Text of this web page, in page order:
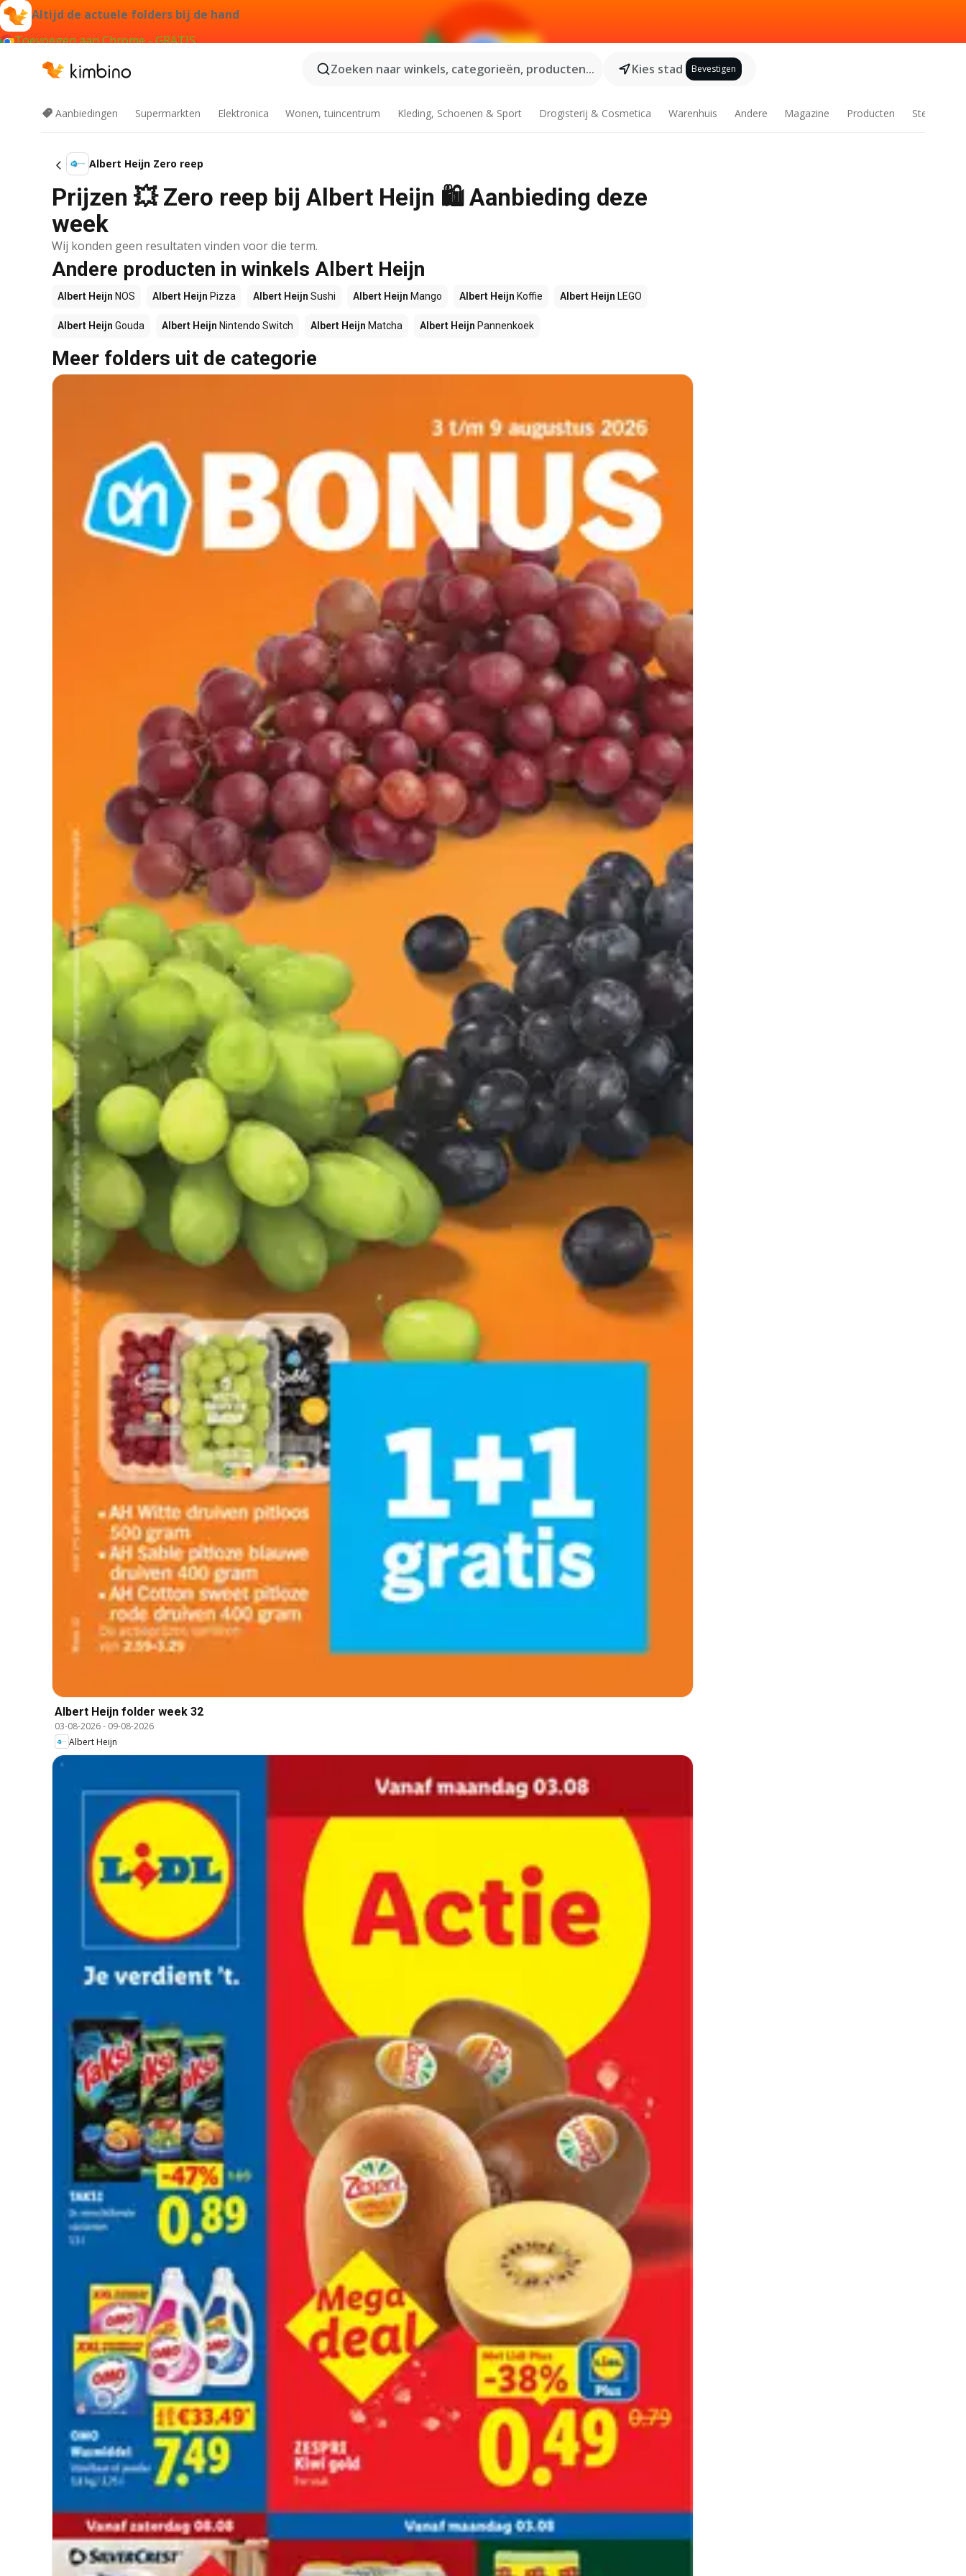
Altijd de actuele folders bij de hand
Toevoegen aan Chrome - GRATIS
Zoeken naar winkels, categorieën, producten...
Kies stad Bevestigen
Aanbiedingen Supermarkten Elektronica Wonen, tuincentrum Kleding, Schoenen & Sport Drogisterij & Cosmetica Warenhuis Andere Magazine Producten Steden
Albert Heijn Zero reep
Prijzen 💥 Zero reep bij Albert Heijn 🛍️ Aanbieding deze
week
Wij konden geen resultaten vinden voor die term.
Andere producten in winkels Albert Heijn
Albert Heijn NOS Albert Heijn Pizza Albert Heijn Sushi Albert Heijn Mango Albert Heijn Koffie Albert Heijn LEGO
Albert Heijn Gouda Albert Heijn Nintendo Switch Albert Heijn Matcha Albert Heijn Pannenkoek
Meer folders uit de categorie
Albert Heijn folder week 32
03-08-2026- 09-08-2026
Albert Heijn